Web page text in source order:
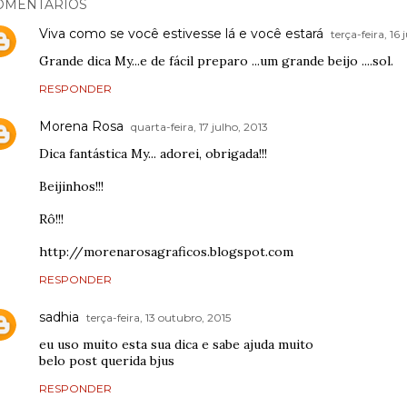
Viva como se você estivesse lá e você estará terça-feira, 16
Grande dica My...e de fácil preparo ...um grande beijo ....sol.
RESPONDER
Morena Rosa quarta-feira, 17 julho, 2013
Dica fantástica My... adorei, obrigada!!!
Beijinhos!!!
Rô!!!
http://morenarosagraficos.blogspot.com
RESPONDER
sadhia terça-feira, 13 outubro, 2015
eu uso muito esta sua dica e sabe ajuda muito
belo post querida bjus
RESPONDER